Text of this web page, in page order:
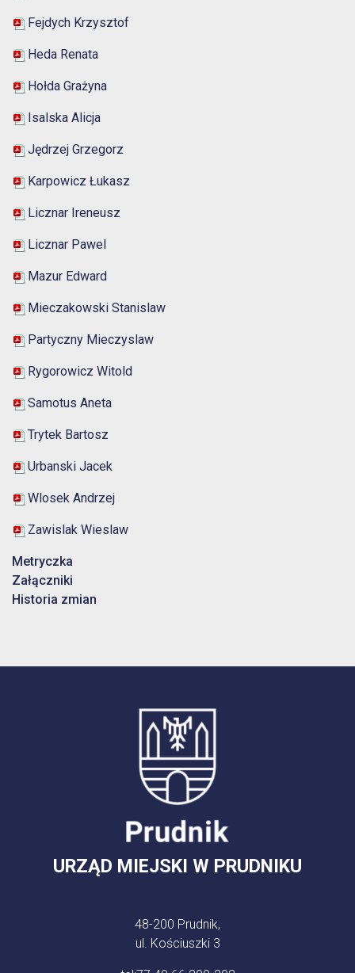
Fejdych Krzysztof
Heda Renata
Hołda Grażyna
Isalska Alicja
Jędrzej Grzegorz
Karpowicz Łukasz
Licznar Ireneusz
Licznar Pawel
Mazur Edward
Mieczakowski Stanislaw
Partyczny Mieczyslaw
Rygorowicz Witold
Samotus Aneta
Trytek Bartosz
Urbanski Jacek
Wlosek Andrzej
Zawislak Wieslaw
Metryczka
Załączniki
Historia zmian
URZĄD MIEJSKI W PRUDNIKU
48-200 Prudnik,
ul. Kościuszki 3